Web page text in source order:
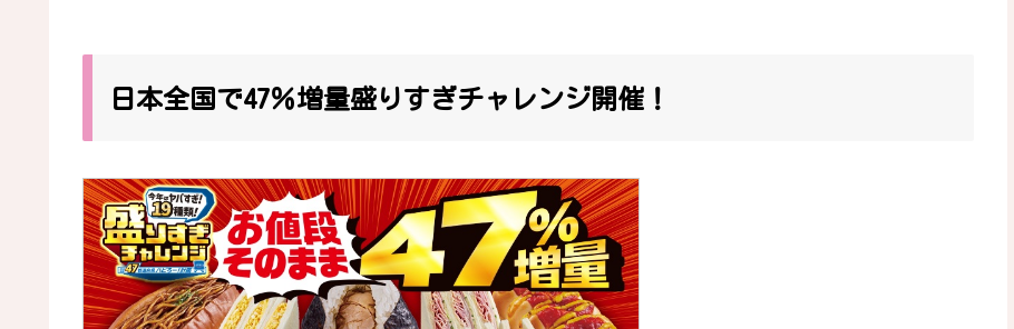
日本全国で47％増量盛りすぎチャレンジ開催！